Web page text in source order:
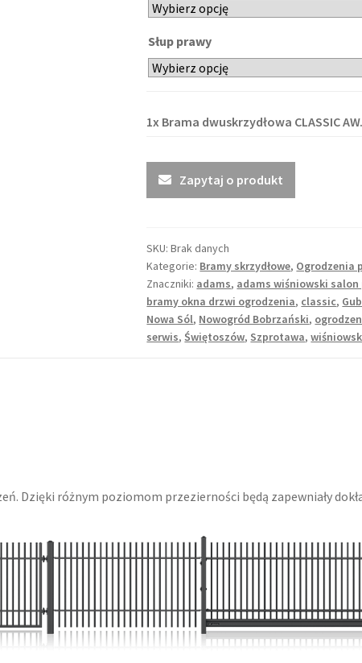
Słup prawy
1x Brama dwuskrzydłowa CLASSIC
Zapytaj o produkt
SKU:Brak danych
Kategorie: Bramy skrzydłowe, Ogrodzenia
Znaczniki: adams, adams wiśniowski
bramy okna drzwi ogrodzenia, classic,
Nowa Sól, Nowogród Bobrzański,
serwis,Świętoszów, Szprotawa,
Dzięki różnym poziomom przezierności będą zapewniały